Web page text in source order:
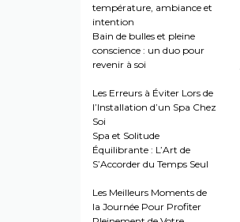
température, ambiance et
intention
Bain de bulles et pleine
conscience : un duo pour
revenir à soi
Les Erreurs à Éviter Lors de
l’Installation d’un Spa Chez
Soi
Spa et Solitude
Équilibrante : L’Art de
S’Accorder du Temps Seul
Les Meilleurs Moments de
la Journée Pour Profiter